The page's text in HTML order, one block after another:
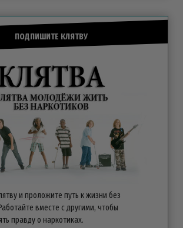
ПОДПИШИТЕ КЛЯТВУ
и проложите путь к жизни без
вместе с другими, чтобы
правду о наркотиках.